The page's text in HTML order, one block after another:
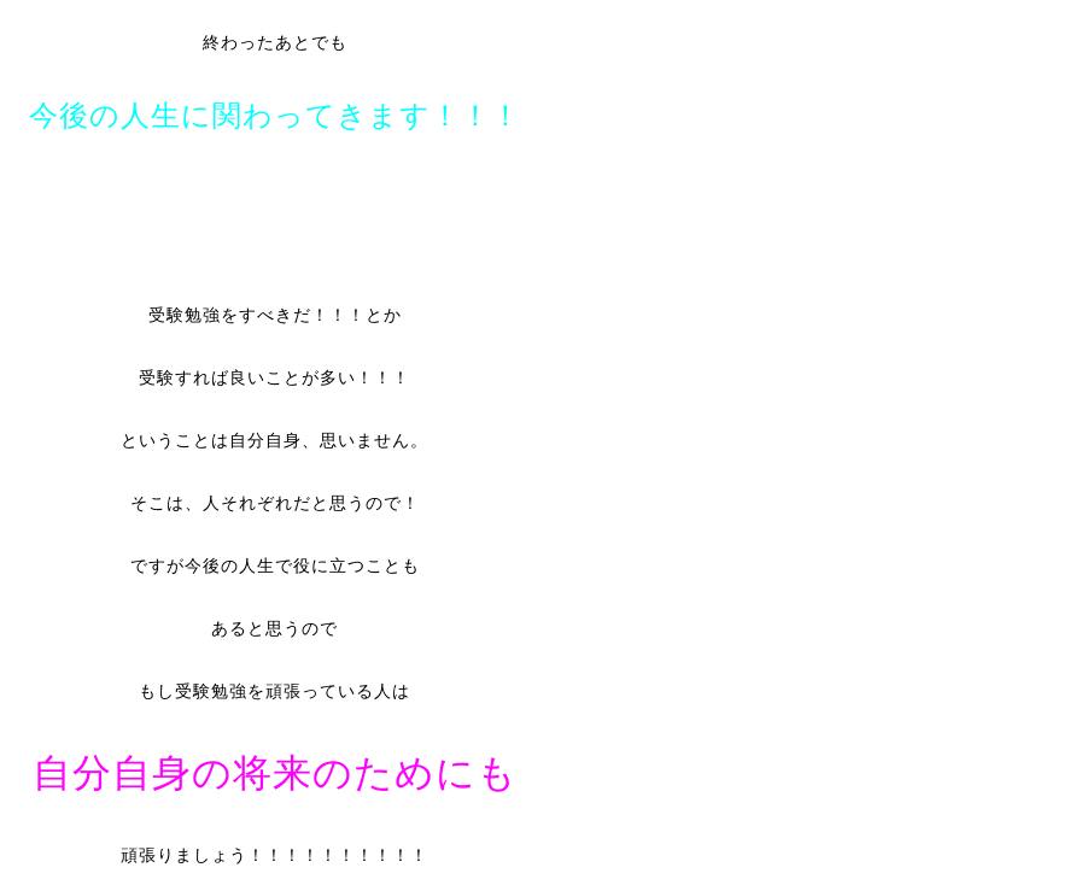
終わったあとでも
今後の人生に関わってきます！！！
受験勉強をすべきだ！！！とか
受験すれば良いことが多い！！！
ということは自分自身、思いません。
そこは、人それぞれだと思うので！
ですが今後の人生で役に立つことも
あると思うので
もし受験勉強を頑張っている人は
自分自身の将来のためにも
頑張りましょう！！！！！！！！！！